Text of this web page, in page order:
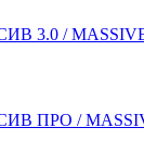
3.0 / MASSIVE
ПРО /